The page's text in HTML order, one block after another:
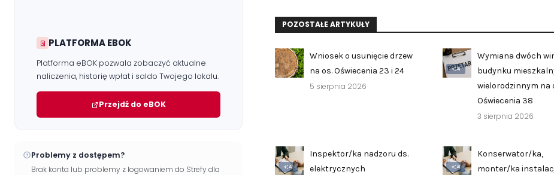
DOSTĘP WEWNĘTRZNY
Strefa Pracowników
POZOSTAŁE ARTYKUŁY
Wniosek o usunięcie drzew
na os. Oświecenia 23 i 24
5 sierpnia 2026
AI
Wymiana dwóch
budynku
wielorodzinnym na
Oświecenia 38
3 sierpnia 2026
AI
Inspektor/ka nadzoru ds.
elektrycznych
AI
Konserwator/ka,
monter/ka
PLATFORMA EBOK
Platforma eBOK pozwala zobaczyć aktualne
naliczenia, historię wpłat i saldo Twojego lokalu.
Przejdź do eBOK
Problemy z dostępem?
Brak konta lub problemy z logowaniem do Strefy dla